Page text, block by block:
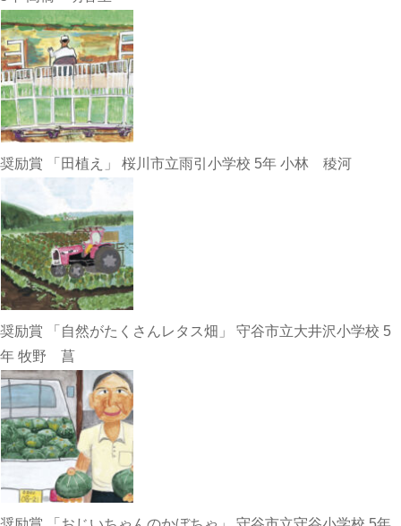
奨励賞 「田植え」 桜川市立雨引小学校 5年 小林 稜河
奨励賞 「自然がたくさんレタス畑」 守谷市立大井沢小学校 5
年 牧野 菖